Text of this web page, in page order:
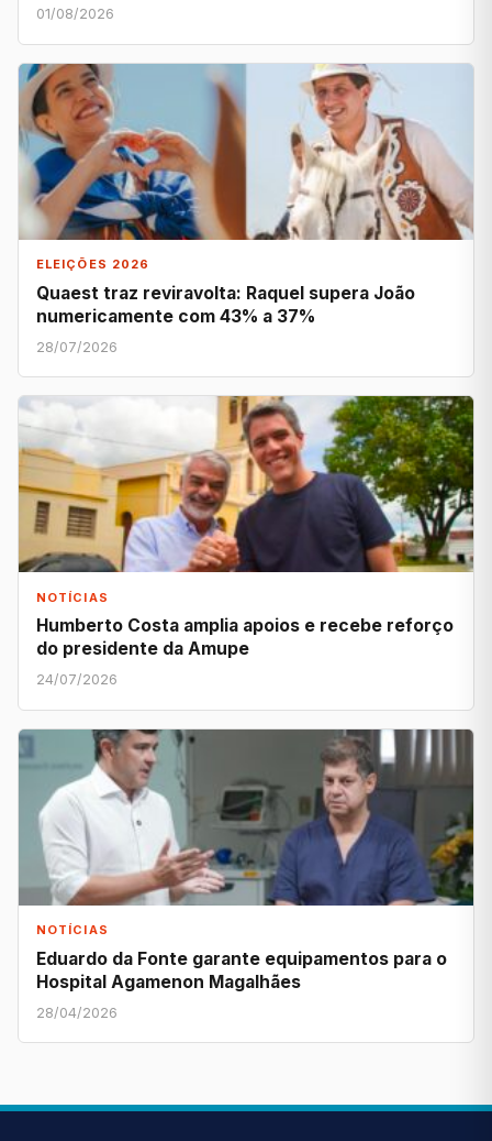
01/08/2026
ELEIÇÕES 2026
Quaest traz reviravolta: Raquel supera João
numericamente com 43% a 37%
28/07/2026
NOTÍCIAS
Humberto Costa amplia apoios e recebe reforço
do presidente da Amupe
24/07/2026
NOTÍCIAS
Eduardo da Fonte garante equipamentos para o
Hospital Agamenon Magalhães
28/04/2026